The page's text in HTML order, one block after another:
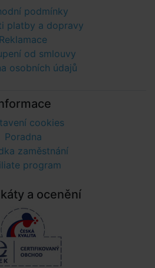
podmínky
platby a dopravy
Reklamace
od smlouvy
osobních údajů
cookies
Poradna
zaměstnání
program
a ocenění